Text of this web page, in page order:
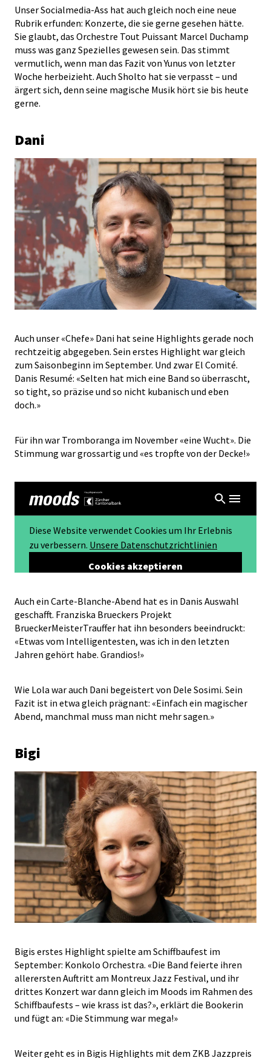
Unser Socialmedia-Ass hat auch gleich noch eine neue
Rubrik erfunden: Konzerte, die sie gerne gesehen hätte.
Sie glaubt, das Orchestre Tout Puissant Marcel Duchamp
muss was ganz Spezielles gewesen sein. Das stimmt
vermutlich, wenn man das Fazit von Yunus von letzter
Woche herbeizieht. Auch Sholto hat sie verpasst – und
ärgert sich, denn seine magische Musik hört sie bis heute
gerne.
Dani
Auch unser «Chefe» Dani hat seine Highlights gerade noch
rechtzeitig abgegeben. Sein erstes Highlight war gleich
zum Saisonbeginn im September. Und zwar El Comité.
Danis Resumé: «Selten hat mich eine Band so überrascht,
so tight, so präzise und so nicht kubanisch und eben
doch.»
Für ihn war Tromboranga im November «eine Wucht». Die
Stimmung war grossartig und «es tropfte von der Decke!»
Auch ein Carte-Blanche-Abend hat es in Danis Auswahl
geschafft. Franziska Brueckers Projekt
BrueckerMeisterTrauffer hat ihn besonders beeindruckt:
«Etwas vom Intelligentesten, was ich in den letzten
Jahren gehört habe. Grandios!»
Wie Lola war auch Dani begeistert von Dele Sosimi. Sein
Fazit ist in etwa gleich prägnant: «Einfach ein magischer
Abend, manchmal muss man nicht mehr sagen.»
Bigi
Bigis erstes Highlight spielte am Schiffbaufest im
September: Konkolo Orchestra. «Die Band feierte ihren
allerersten Auftritt am Montreux Jazz Festival, und ihr
drittes Konzert war dann gleich im Moods im Rahmen des
Schiffbaufests – wie krass ist das?», erklärt die Bookerin
und fügt an: «Die Stimmung war mega!»
Weiter geht es in Bigis Highlights mit dem ZKB Jazzpreis